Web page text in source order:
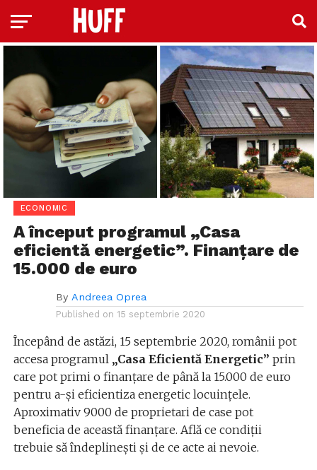
ECONOMIC
A început programul „Casa
eficientă energetic”. Finanțare de
15.000 de euro
By Andreea Oprea
Published on 15 septembrie 2020
Începând de astăzi, 15 septembrie 2020, românii pot
accesa programul „Casa Eficientă Energetic” prin
care pot primi o finanţare de până la 15.000 de euro
pentru a-şi eficientiza energetic locuinţele.
Aproximativ 9000 de proprietari de case pot
beneficia de această finanțare. Află ce condiții
trebuie să îndeplinești și de ce acte ai nevoie.